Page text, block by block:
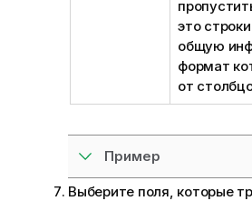
это
общую
формат
от
Пример
Выберите поля, которые